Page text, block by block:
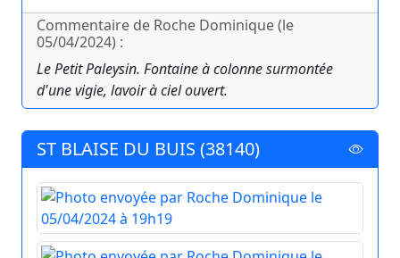
Commentaire de Roche Dominique (le
05/04/2024) :
Le Petit Paleysin. Fontaine à colonne surmontée
d'une vigie, lavoir à ciel ouvert.
ST BLAISE DU BUIS (38140)